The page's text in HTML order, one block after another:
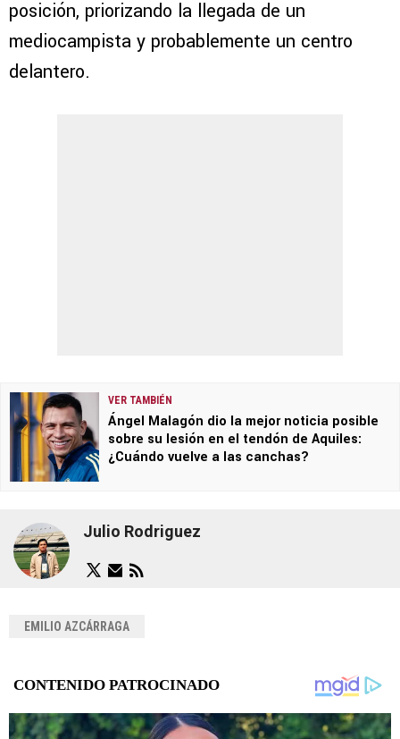
posición, priorizando la llegada de un
mediocampista y probablemente un centro
delantero.
VER TAMBIÉN
Ángel Malagón dio la mejor noticia posible
sobre su lesión en el tendón de Aquiles:
¿Cuándo vuelve a las canchas?
Julio Rodriguez
EMILIO AZCÁRRAGA